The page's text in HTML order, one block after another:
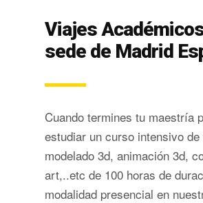
Viajes
sede de Madrid
Cuando termines tu maestría
estudiar un curso intensivo
modelado 3d, animación 3d,
art,..etc de 100 horas de
modalidad presencial en